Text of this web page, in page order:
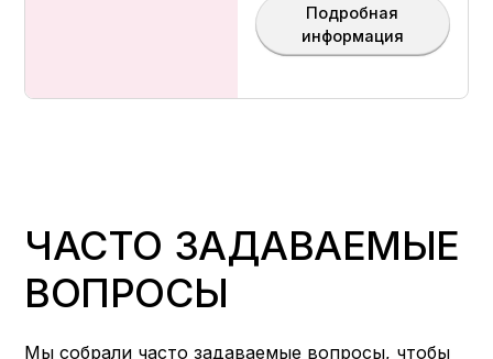
Подробная
информация
ЧАСТО ЗАДАВАЕМЫЕ
ВОПРОСЫ
Мы собрали часто задаваемые вопросы, чтобы